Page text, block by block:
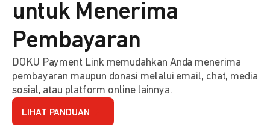
untuk Menerima
Pembayaran
DOKU Payment Link memudahkan Anda menerima
pembayaran maupun donasi melalui email, chat, media
sosial, atau platform online lainnya.
LIHAT PANDUAN